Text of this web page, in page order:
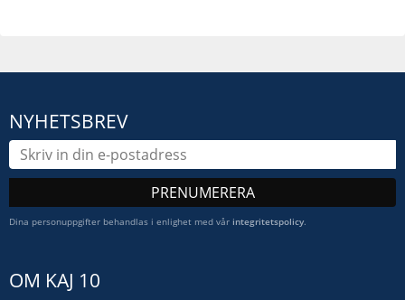
NYHETSBREV
PRENUMERERA
Dina personuppgifter behandlas i enlighet med vår integritetspolicy.
OM KAJ 10